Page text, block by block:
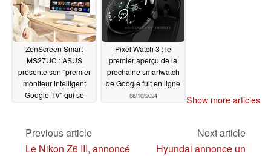
ZenScreen Smart
MS27UC : ASUS
présente son "premier
moniteur intelligent
Google TV" qui se
Pixel Watch 3 : le
premier aperçu de la
prochaine smartwatch
de Google fuit en ligne
06/10/2024 Show more articles
Previous article
Le Nikon Z6 III, annoncé
Next article
Hyundai annonce un